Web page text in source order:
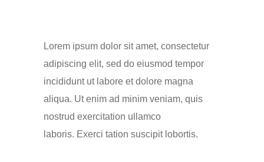
Lorem ipsum dolor sit amet, consectetur
adipiscing elit, sed do eiusmod tempor
incididunt ut labore et dolore magna
aliqua. Ut enim ad minim veniam, quis
nostrud exercitation ullamco
laboris. Exerci tation suscipit lobortis.